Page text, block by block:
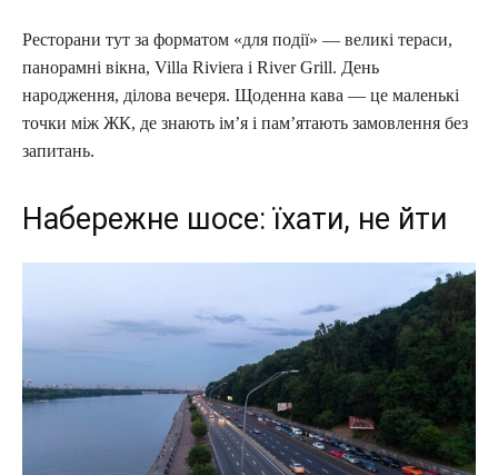
Ресторани тут за форматом «для події» — великі тераси,
панорамні вікна, Villa Riviera і River Grill. День
народження, ділова вечеря. Щоденна кава — це маленькі
точки між ЖК, де знають ім’я і пам’ятають замовлення без
запитань.
Набережне шосе: їхати, не йти